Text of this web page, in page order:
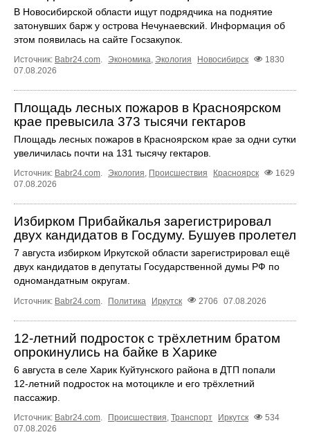
В Новосибирской области ищут подрядчика на поднятие
затонувших барж у острова Нечунаевский. Информация об
этом появилась на сайте Госзакупок.
Источник: Babr24.com. Экономика, Экология Новосибирск
1830
07.08.2026
Площадь лесных пожаров в Красноярском
крае превысила 373 тысячи гектаров
Площадь лесных пожаров в Красноярском крае за одни сутки
увеличилась почти на 131 тысячу гектаров.
Источник: Babr24.com. Экология, Происшествия Красноярск
1629
07.08.2026
Избирком Прибайкалья зарегистрировал
двух кандидатов в Госдуму. Бушуев пролетел
7 августа избирком Иркутской области зарегистрировал ещё
двух кандидатов в депутаты Государственной думы РФ по
одномандатным округам.
Источник: Babr24.com Политика Иркутск 2706 07.08.2026
12‑летний подросток с трёхлетним братом
опрокинулись на байке в Харике
6 августа в селе Харик Куйтунского района в ДТП попали
12‑летний подросток на мотоцикле и его трёхлетний
пассажир.
Источник: Babr24.com Происшествия Транспорт Иркутск
534
07.08.2026